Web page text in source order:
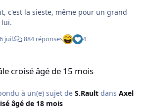
c'est la sieste, même pour un grand
lui.
juil. 884 réponses 4
croisé âgé de 15 mois
à un(e) sujet de S.Raultdans Axel
âgé de 18 mois